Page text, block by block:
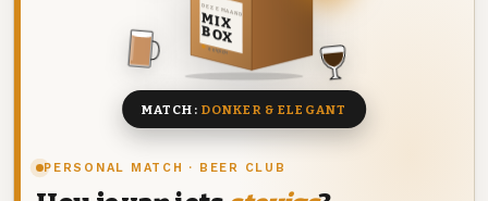
PERSONAL MATCH · BEER CLUB
DEZE MAAND
MIX
BOX
8 BIEREN
MATCH: DONKER & ELEGANT